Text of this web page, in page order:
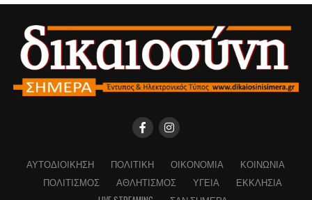
ΑΥΤΟΔΙΟΊΚΗΣΗ ΠΟΛΙΤΙΚΉ ΟΙΚΟΝΟΜΊΑ
ΚΟΙΝΩΝΊΑ
ΠΟΛΙΤΙΣΜΌΣ
ΑΘΛΗΤΙΣΜΌΣ ΥΓΕΊΑ
ΕΚΚΛΗΣΊΑ